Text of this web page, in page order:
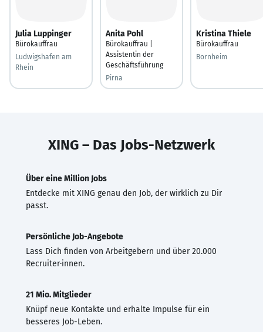
Julia Luppinger
Bürokauffrau
Ludwigshafen am
Rhein
Anita Pohl
Bürokauffrau |
Assistentin der
Geschäftsführung
Pirna
Kristina Thiele
Bürokauffrau
Bornheim
XING – Das Jobs-Netzwerk
Über eine Million Jobs
Entdecke mit XING genau den Job, der wirklich zu Dir
passt.
Persönliche Job-Angebote
Lass Dich finden von Arbeitgebern und über 20.000
Recruiter·innen.
21 Mio. Mitglieder
Knüpf neue Kontakte und erhalte Impulse für ein
besseres Job-Leben.